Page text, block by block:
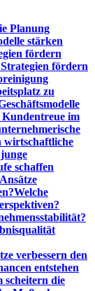
Planung
stärken
fördern
fördern
zu
Kundentreue im
wirtschaftliche
schaffen
Welche
verbessern den
entstehen
scheitern die